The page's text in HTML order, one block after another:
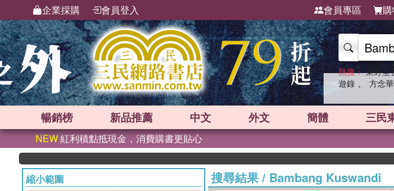
企業採購 會員登入 會員專區
熱搜： 東野圭
遊錄 、 方念華
暢銷榜 新品推薦 中文 外文 簡體 三民
NEW紅利積點抵現金，消費購書更貼心
縮小範圍
搜尋結果/ Bambang Kuswandi